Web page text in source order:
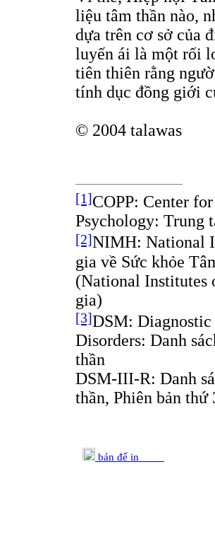
liệu tâm thần nào,
dựa trên cơ sở của
luyến ái là một rối
tiên thiên rằng
tính dục đồng giới
© 2004 talawas
[1]COPP: Center
Psychology: Trung
[2]NIMH: National
gia về Sức khỏe
(National Institutes
gia)
[3]DSM:
Disorders: Danh
thần
DSM-III-R: Danh
thần, Phiên bản thứ
bản để in